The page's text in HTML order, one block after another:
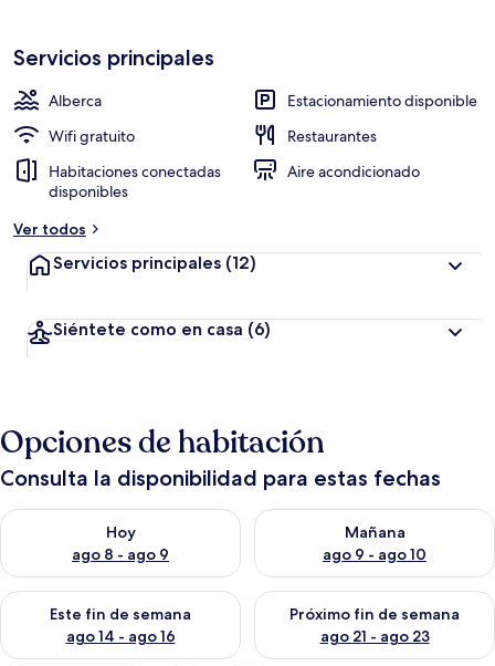
Servicios principales
Alberca
Estacionamiento disponible
Wifi gratuito
Restaurantes
Habitaciones conectadas
disponibles
Aire acondicionado
Ver todos
Servicios principales (12)
Siéntete como en casa (6)
Opciones de habitación
Consulta la disponibilidad para estas fechas
Hoy
ago 8 - ago 9
Consulta la disponibilidad para hoy ago 8 - ago 9
Mañana
ago 9 - ago 10
Consulta la disponibilidad
Este fin de semana
ago 14 - ago 16
Consulta la disponibilidad para este fin de semana ago 14 -
Próximo fin de semana
ago 21 - ago 23
Consulta la disponibilidad